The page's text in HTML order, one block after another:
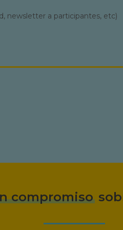
newsletter a participantes, etc)
compromiso